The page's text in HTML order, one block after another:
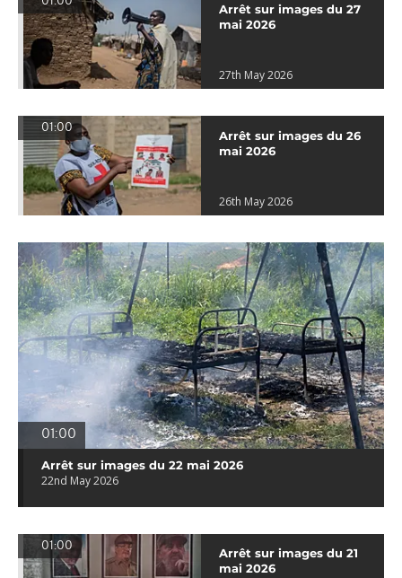
Arrêt sur images du 27
mai 2026
27th May 2026
01:00
Arrêt sur images du 26
mai 2026
26th May 2026
01:00
Arrêt sur images du 22 mai 2026
22nd May 2026
01:00
Arrêt sur images du 21
mai 2026